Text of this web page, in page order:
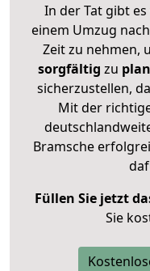
In der Tat gibt
einem Umzug
Zeit zu nehmen,
sorgfältig zu
sicherzustellen,
Mit der
Bramsche
Füllen Sie jetzt
Sie